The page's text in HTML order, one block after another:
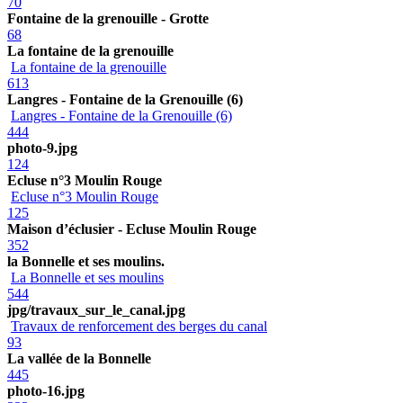
Fontaine de la grenouille - Grotte
68
La fontaine de la grenouille
La fontaine de la grenouille
613
Langres - Fontaine de la Grenouille (6)
Langres - Fontaine de la Grenouille (6)
444
photo-9.jpg
124
Ecluse n°3 Moulin Rouge
Ecluse n°3 Moulin Rouge
125
Maison d’éclusier - Ecluse Moulin Rouge
352
la Bonnelle et ses moulins.
La Bonnelle et ses moulins
544
jpg/travaux_sur_le_canal.jpg
Travaux de renforcement des berges du canal
93
La vallée de la Bonnelle
445
photo-16.jpg